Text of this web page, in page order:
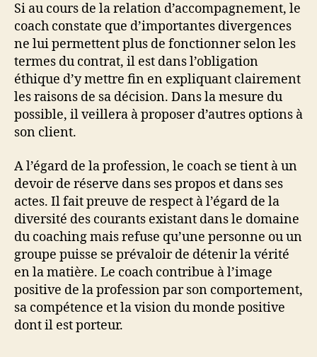
Si au cours de la relation d’accompagnement, le
coach constate que d’importantes divergences
ne lui permettent plus de fonctionner selon les
termes du contrat, il est dans l’obligation
éthique d’y mettre fin en expliquant clairement
les raisons de sa décision. Dans la mesure du
possible, il veillera à proposer d’autres options à
son client.
A l’égard de la profession, le coach se tient à un
devoir de réserve dans ses propos et dans ses
actes. Il fait preuve de respect à l’égard de la
diversité des courants existant dans le domaine
du coaching mais refuse qu’une personne ou un
groupe puisse se prévaloir de détenir la vérité
en la matière. Le coach contribue à l’image
positive de la profession par son comportement,
sa compétence et la vision du monde positive
dont il est porteur.